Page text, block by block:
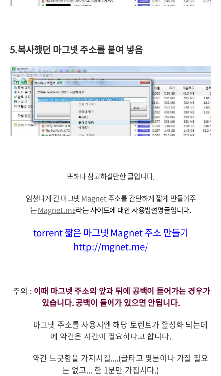
5.복사했던 마그넷 주소를 붙여 넣음
또하나 참고하실만한 글입니다.
엄청나게 긴 마그넷 Magnet주소를 간단하게 짧게 만들어주
는Magnet.me라는 사이트에 대한 사용법설명글입니다.
torrent 짧은 마그넷 Magnet 주소 만들기
http://mgnet.me/
주의 : 이때 마그넷 주소의 앞과 뒤에 공백이 들어가는 경우가
있습니다. 공백이 들어가 있으면 안됩니다.
마그넷 주소를 사용시엔 해당 토렌트가 활성화 되는데
에 약간은 시간이 필요하다고 합니다.
약간 느긋함을 가지시길....(글타고 몇분이나 가질 필요
는 없고... 한 1분만 가집시다.)